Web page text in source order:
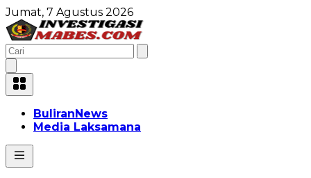
Jumat, 7 Agustus 2026
BuliranNews
Media Laksamana